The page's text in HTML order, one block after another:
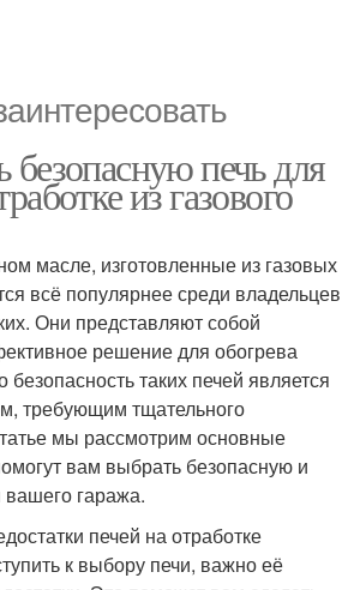
безопасную печь для
из газового
масле, изготовленные из газовых
всё популярнее среди владельцев
Они представляют собой
решение для обогрева
таких печей является
требующим тщательного
мы рассмотрим основные
вам выбрать безопасную и
гаража.
печей на отработке
к выбору печи, важно её